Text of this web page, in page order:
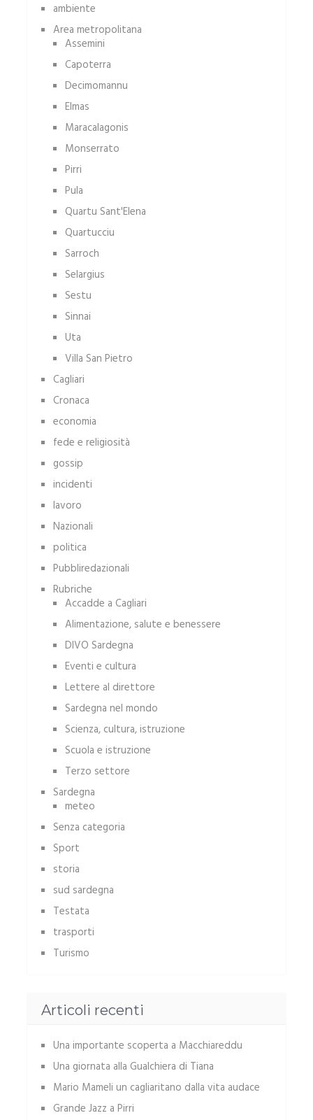
ambiente
Area metropolitana
Assemini
Capoterra
Decimomannu
Elmas
Maracalagonis
Monserrato
Pirri
Pula
Quartu Sant'Elena
Quartucciu
Sarroch
Selargius
Sestu
Sinnai
Uta
Villa San Pietro
Cagliari
Cronaca
economia
fede e religiosità
gossip
incidenti
lavoro
Nazionali
politica
Pubbliredazionali
Rubriche
Accadde a Cagliari
Alimentazione, salute e benessere
DIVO Sardegna
Eventi e cultura
Lettere al direttore
Sardegna nel mondo
Scienza, cultura, istruzione
Scuola e istruzione
Terzo settore
Sardegna
meteo
Senza categoria
Sport
storia
sud sardegna
Testata
trasporti
Turismo
Articoli recenti
Una importante scoperta a Macchiareddu
Una giornata alla Gualchiera di Tiana
Mario Mameli un cagliaritano dalla vita audace
Grande Jazz a Pirri